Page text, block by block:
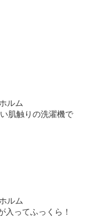
ルム
肌触りの洗濯機で
ルム
入ってふっくら！